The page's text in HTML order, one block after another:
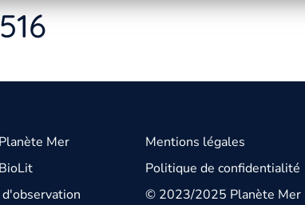
Mer
Mentions légales
Politique de confidentialité
© 2023/2025 Planète Mer